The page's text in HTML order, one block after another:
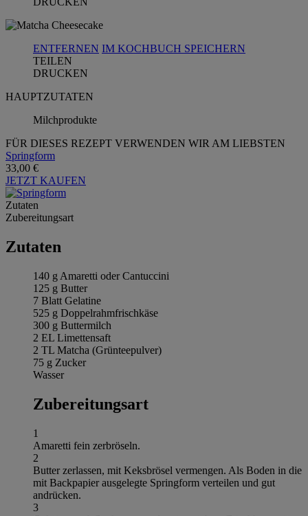
ENTFERNEN IM KOCHBUCH SPEICHERN
TEILEN
DRUCKEN
HAUPTZUTATEN
Milchprodukte
FÜR DIESES REZEPT VERWENDEN WIR AM LIEBSTEN
Springform
33,00 €
JETZT KAUFEN
Zutaten
Zubereitungsart
Zutaten
140 g Amaretti oder Cantuccini
125 g Butter
7 Blatt Gelatine
525 g Doppelrahmfrischkäse
300 g Buttermilch
2 EL Limettensaft
2 TL Matcha (Grünteepulver)
75 g Zucker
Wasser
Zubereitungsart
1
Amaretti fein zerbröseln.
2
Butter zerlassen, mit Keksbrösel vermengen. Als Boden in die
mit Backpapier ausgelegte Springform verteilen und gut
andrücken.
3